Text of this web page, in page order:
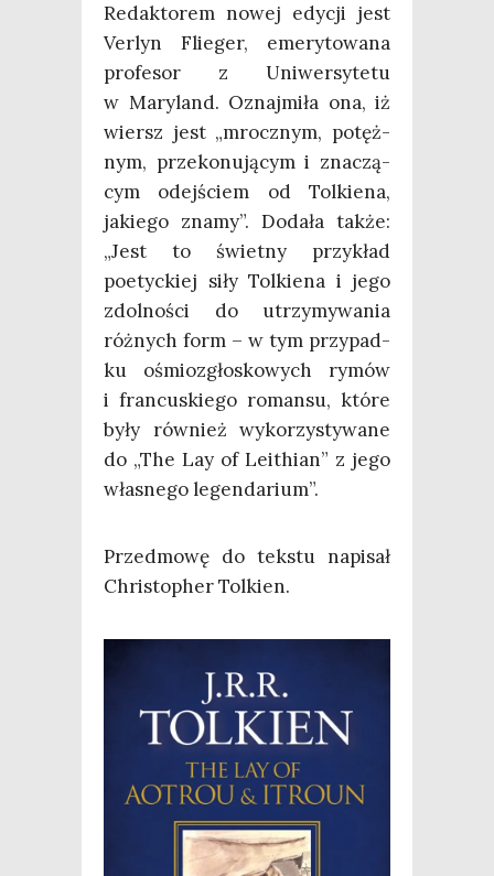
Redak­to­rem nowej edy­cji jest
Ver­lyn Flie­ger, eme­ry­to­wa­na
pro­fe­sor z Uni­wer­sy­te­tu
w Mary­land. Oznaj­mi­ła ona, iż
wiersz jest „mrocz­nym, potęż­
nym, prze­ko­nu­ją­cym i zna­czą­
cym odej­ściem od Tol­kie­na,
jakie­go zna­my”. Doda­ła tak­że:
„Jest to świet­ny przy­kład
poetyc­kiej siły Tol­kie­na i jego
zdol­no­ści do utrzy­my­wa­nia
róż­nych form – w tym przy­pad­
ku ośmio­zgło­sko­wych rymów
i fran­cu­skie­go roman­su, któ­re
były rów­nież wyko­rzy­sty­wa­ne
do „The Lay of Leithian” z jego
wła­sne­go legendarium”.
Przed­mo­wę do tek­stu napi­sał
Chri­sto­pher Tolkien.